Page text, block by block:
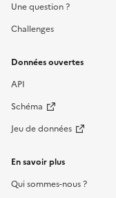
Une question ?
Challenges
Données ouvertes
API
Schéma
Jeu de données
En savoir plus
Qui sommes-nous ?